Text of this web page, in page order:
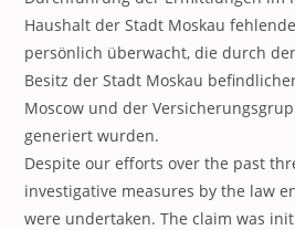
Haushalt der Stadt Moskau
persönlich überwacht, die durch
Besitz der Stadt Moskau
Moscow und der
generiert wurden.
Despite our efforts over the past
investigative measures by the law
were undertaken. The claim was